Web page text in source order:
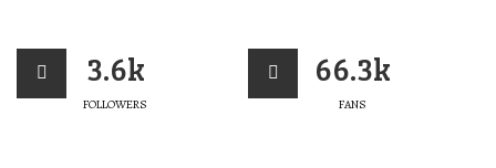
3.6k
FOLLOWERS
66.3k
FANS